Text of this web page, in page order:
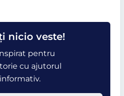
nicio veste!
pentru
cu ajutorul